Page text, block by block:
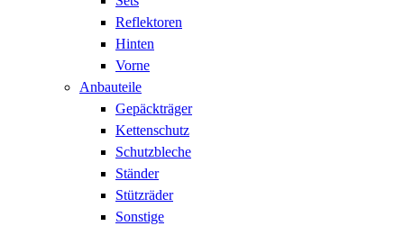
Reflektoren
Hinten
Vorne
Anbauteile
Gepäckträger
Kettenschutz
Schutzbleche
Ständer
Stützräder
Sonstige